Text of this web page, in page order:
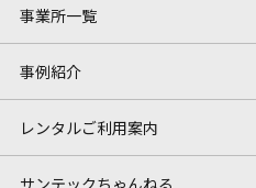
事業所一覧
事例紹介
レンタルご利用案内